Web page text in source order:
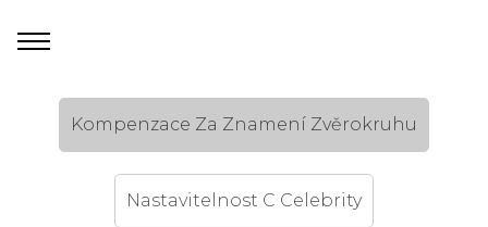
Kompenzace Za Znamení Zvěrokruhu
Nastavitelnost C Celebrity